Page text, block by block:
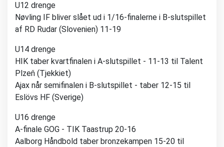
U12 drenge
Nøvling IF bliver slået ud i 1/16-finalerne i B-slutspillet
af RD Rudar (Slovenien) 11-19
U14 drenge
HIK taber kvartfinalen i A-slutspillet - 11-13 til Talent
Plzeň (Tjekkiet)
Ajax når semifinalen i B-slutspillet - taber 12-15 til
Eslövs HF (Sverige)
U16 drenge
A-finale GOG - TIK Taastrup 20-16
Aalborg Håndbold taber bronzekampen 15-20 til